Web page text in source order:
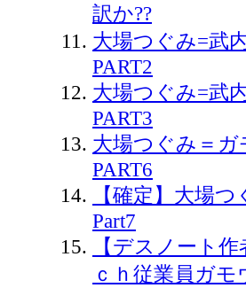
訳か??
大場つぐみ=武
PART2
大場つぐみ=武
PART3
大場つぐみ＝
PART6
【確定】大場
Part7
【デスノート
ｃｈ従業員ガ